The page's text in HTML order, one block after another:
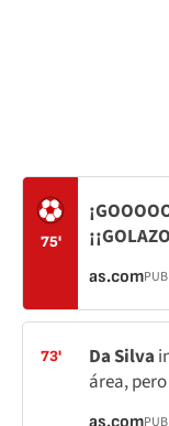
75'
as.com
73' Da Silva
área,